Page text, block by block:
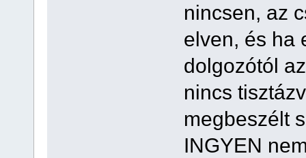
nincsen, az
elven, és ha
dolgozótól
nincs
megbeszélt
INGYEN